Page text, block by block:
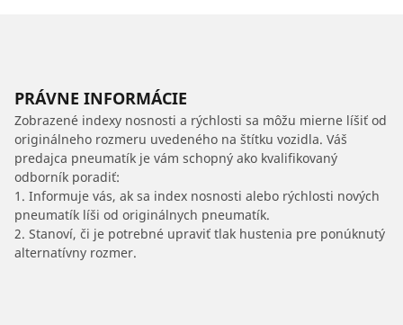
PRÁVNE INFORMÁCIE
Zobrazené indexy nosnosti a rýchlosti sa môžu mierne líšiť od
originálneho rozmeru uvedeného na štítku vozidla. Váš
predajca pneumatík je vám schopný ako kvalifikovaný
odborník poradiť:
1. Informuje vás, ak sa index nosnosti alebo rýchlosti nových
pneumatík líši od originálnych pneumatík.
2. Stanoví, či je potrebné upraviť tlak hustenia pre ponúknutý
alternatívny rozmer.